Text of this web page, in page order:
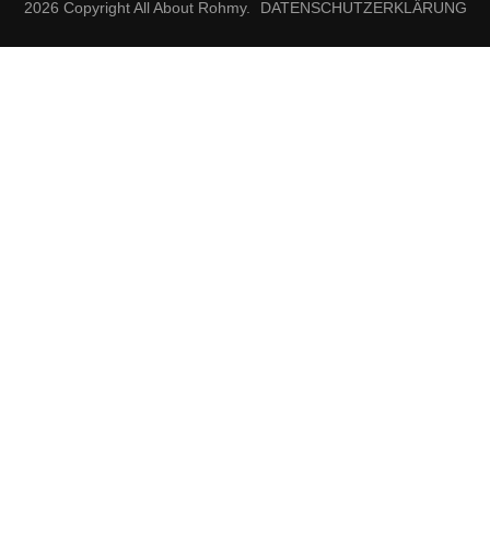
2026 CopyrightAll About Rohmy. DATENSCHUTZERKLÄRUNG